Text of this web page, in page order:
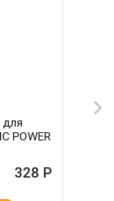
для
POWER
328 Р
для
023
161 Р